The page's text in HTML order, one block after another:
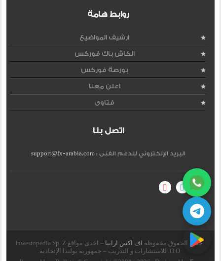
روابط هامة
ارشيف المواضيع
الكاش باك فوركس
بورصة فوركس
اعلن معنا
فتاوى
اتصل بنا
البريد الإلكتروني للدعم الفنى :support@fx-arabia.com
جميع الحقوق محفوظة اف اكس ارابيا
– احدى مواقع Inwestopedia Sp. Z
O.O. للاستشارات و التدريب – جمهورية بولندا الإتحادية.